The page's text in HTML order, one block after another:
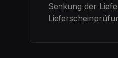
Senkung der